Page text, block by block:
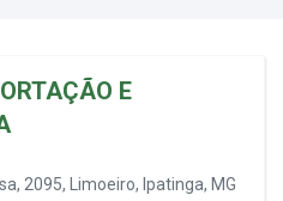
E
2095, Limoeiro, Ipatinga, MG